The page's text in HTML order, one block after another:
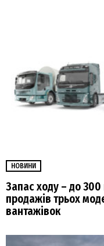
НОВИНИ
Запас ходу – до
продажів трьох
вантажівок